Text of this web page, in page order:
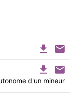
mail
file_download
mail
file_download
d'un mineur